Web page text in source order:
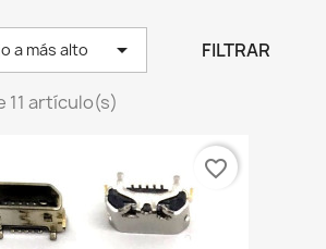
a más alto  FILTRAR
11 artículo(s)
favorite_border